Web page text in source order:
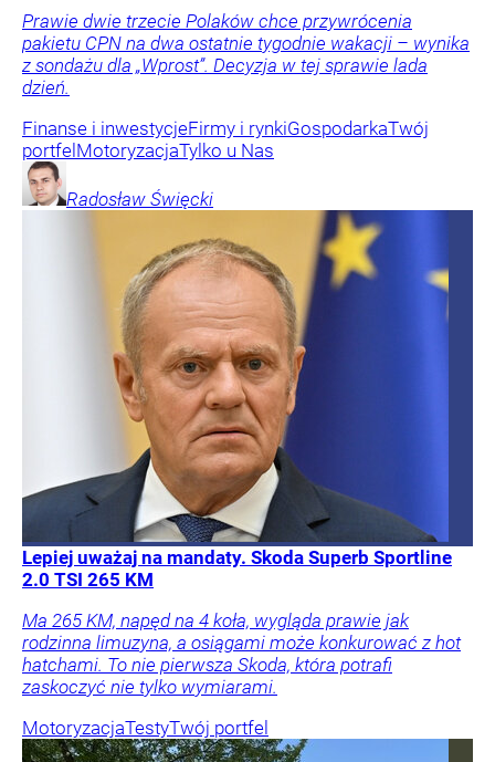
Prawie dwie trzecie Polaków chce przywrócenia
pakietu CPN na dwa ostatnie tygodnie wakacji – wynika
z sondażu dla „Wprost”. Decyzja w tej sprawie lada
dzień.
Finanse i inwestycjeFirmy i rynkiGospodarkaTwój
portfel MotoryzacjaTylko u Nas
Radosław Święcki
Lepiej uważaj na mandaty. Skoda Superb Sportline
2.0 TSI 265 KM
Ma 265 KM, napęd na 4 koła, wygląda prawie jak
rodzinna limuzyna, a osiągami może konkurować z hot
hatchami. To nie pierwsza Skoda, która potrafi
zaskoczyć nie tylko wymiarami.
MotoryzacjaTestyTwój portfel